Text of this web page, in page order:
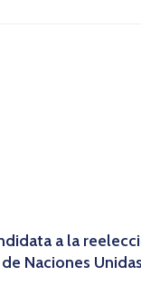
a la
Naciones